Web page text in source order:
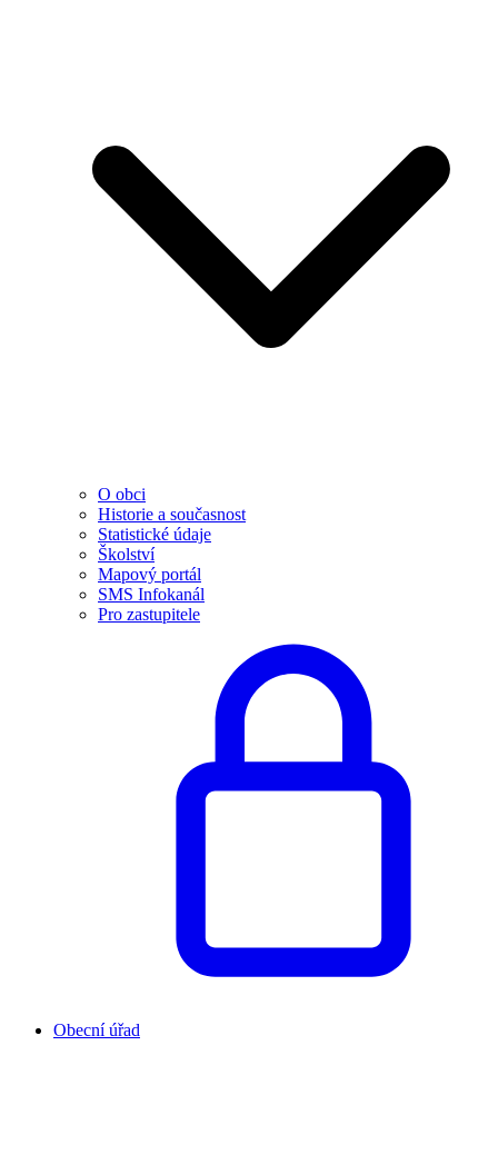
O obci
Historie a současnost
Statistické údaje
Školství
Mapový portál
SMS Infokanál
Pro zastupitele
Obecní úřad